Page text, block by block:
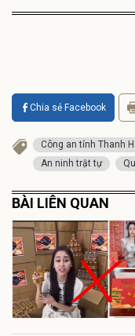
Chia sẻ Facebook
Công an tỉnh Thanh
An ninh trật tự
BÀI LIÊN QUAN